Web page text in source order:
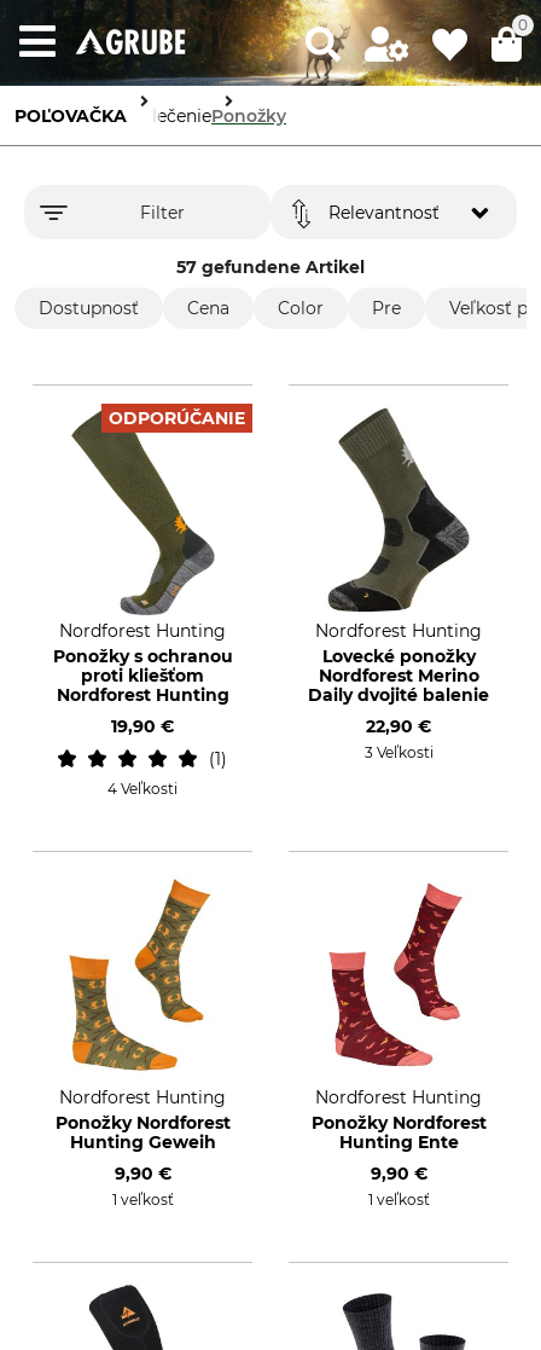
0
POĽOVAČKA OblečeniePonožky
Filter
57 gefundene Artikel
Relevantnosť
Dostupnosť Cena Color Pre Veľkosť
ODPORÚČANIE
Nordforest Hunting
Ponožky s ochranou
proti kliešťom
Nordforest Hunting
19,90 €
1
4 Veľkosti
Nordforest Hunting
Lovecké ponožky
Nordforest Merino
Daily dvojité balenie
22,90 €
3 Veľkosti
Nordforest Hunting
Ponožky Nordforest
Hunting Geweih
9,90 €
1 veľkosť
Nordforest Hunting
Ponožky Nordforest
Hunting Ente
9,90 €
1 veľkosť